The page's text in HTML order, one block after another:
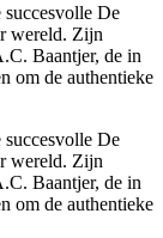
succesvolle De
wereld. Zijn
Baantjer, de in
om de authentieke
succesvolle De
wereld. Zijn
Baantjer, de in
om de authentieke